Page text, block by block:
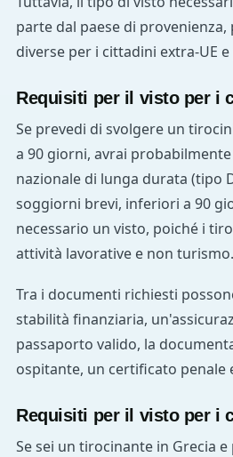
parte dal paese di
diverse per i cittadini extra-UE
Requisiti per il visto per i
Se prevedi di svolgere un
a 90 giorni, avrai
nazionale di lunga durata (tipo
soggiorni brevi, inferiori a 90
necessario un visto, poiché i
attività lavorative e non turismo.
Tra i documenti richiesti
stabilità finanziaria,
passaporto valido, la
ospitante, un certificato penale
Requisiti per il visto per i
Se sei un tirocinante in Grecia